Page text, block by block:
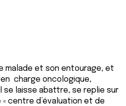
malade et son entourage, et
charge oncologique,
se laisse abattre, se replie sur
centre d’évaluation et de